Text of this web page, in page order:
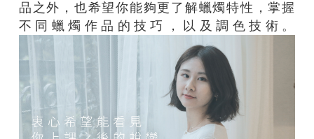
品之外，也希望你能夠更了解蠟燭特性，掌握
不同蠟燭作品的技巧，以及調色技術。